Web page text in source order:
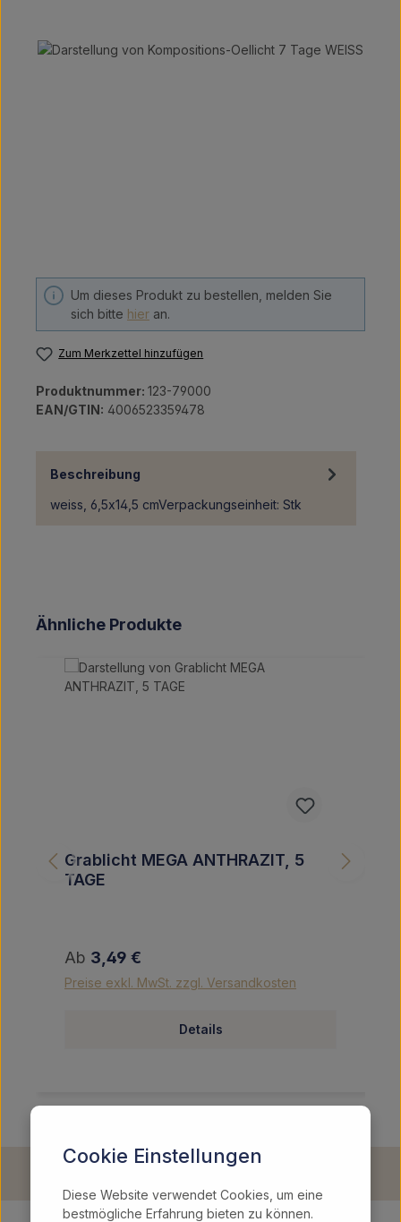
Bildergalerie überspringen
Um dieses Produkt zu bestellen, melden Sie
sich bitte hier an.
Zum Merkzettel hinzufügen
Produktnummer: 123-79000
EAN/GTIN: 4006523359478
Beschreibung
weiss, 6,5x14,5 cmVerpackungseinheit: Stk
Produktgalerie überspringen
Ähnliche Produkte
Grablicht MEGA ANTHRAZIT, 5
TAGE
Regulärer Preis:
Ab 3,49 €
Preise exkl. MwSt. zzgl. Versandkosten
Details
Cookie Einstellungen
Diese Website verwendet Cookies, um eine
bestmögliche Erfahrung bieten zu können.